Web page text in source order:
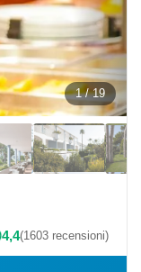
1 / 19
4,4(1603 recensioni)